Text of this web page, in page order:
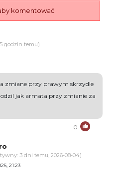
komentować
godzin temu)
zmiane przy prawym skrzydle
jak armata przy zmianie za
0
3 dni temu, 2026-08-04)
21:23